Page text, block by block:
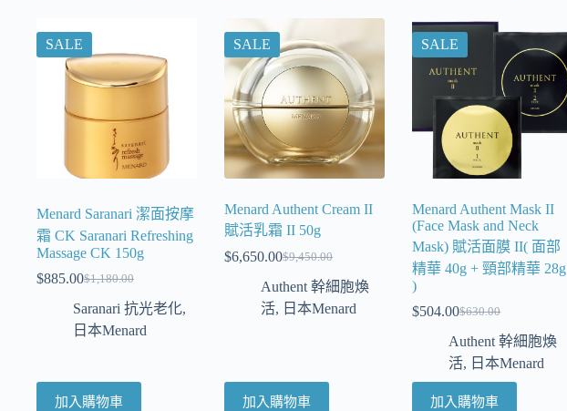
SALE
Menard Saranari 潔面按摩
霜 CK Saranari Refreshing
Massage CK 150g
$1,180.00
$885.00
Saranari 抗光老化,
日本Menard
加入購物車
SALE
Menard Authent Cream II
賦活乳霜 II 50g
$9,450.00
$6,650.00
Authent 幹細胞煥
活, 日本Menard
加入購物車
SALE
Menard Authent Mask II
(Face Mask and Neck
Mask) 賦活面膜 II( 面部
精華 40g + 頸部精華 28g
)
$630.00
$504.00
Authent 幹細胞煥
活, 日本Menard
加入購物車